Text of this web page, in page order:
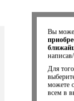
Вы
Для
можете
всем в